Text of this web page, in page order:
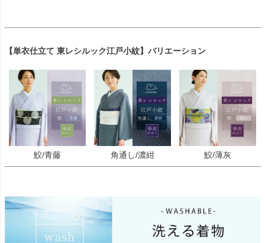
【単衣仕立て 東レシルック江戸小紋】バリエーション
鮫/青藤 角通し/濃紺 鮫/薄灰